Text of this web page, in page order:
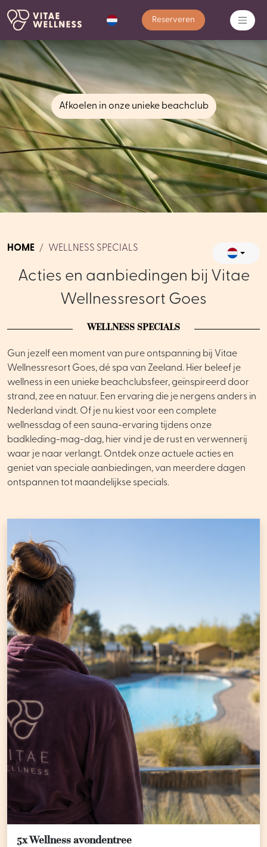
Reserveren
Afkoelen in onze unieke beachclub
HOME WELLNESS SPECIALS
Acties en aanbiedingen bij Vitae
Wellnessresort Goes
WELLNESS SPECIALS
Gun jezelf een moment van pure ontspanning bij Vitae
Wellnessresort Goes, dé spa van Zeeland. Hier beleef je
wellness in een unieke beachclubsfeer, geïnspireerd door
strand, zee en natuur. Een ervaring die je nergens anders in
Nederland vindt. Of je nu kiest voor een complete
wellnessdag of een sauna-ervaring tijdens onze
badkleding-mag-dag, hier vind je de rust en verwennerij
waar je naar verlangt. Ontdek onze actuele acties en
geniet van speciale aanbiedingen, van meerdere dagen
ontspannen tot maandelijkse specials.
5x Wellness avondentree